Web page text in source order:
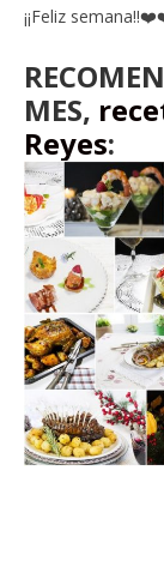
¡¡Feliz
MES,
Reyes: